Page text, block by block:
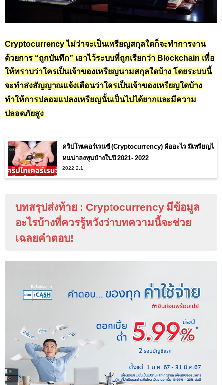
Cryptocurrency ไม่ว่าจะเป็นเหรียญสกุลใดก็จะทำการงาน
ด้วยการ “ถูกบันทึก” เอาไว้ระบบที่ถูกเรียกว่า Blockchain เพื่อ
ให้ทราบว่าใครเป็นเจ้าของเหรียญนามสกุลใดบ้าง โดยระบบนี้
จะทำส่งสัญญาณแจ้งเตือนว่าใครเป็นเจ้าของเหรียญใดบ้าง
ทำให้การปลอมแปลงเหรียญนั้นเป็นไปได้ยากและมีความ
ปลอดภัยสูง
คริปโทเคอร์เรนซี (Cryptocurrency) คืออะไร มีเหรียญไ
หนน่าลงทุนบ้างในปี 2021- 2022
2022.2.1
บทสรุปส่งท้าย : Cryptocurrencyมีข้อมูล
อะไรบ้างที่ควรรู้หวังว่าบทความนี้จะช่วย
เฉลยคำตอบ!